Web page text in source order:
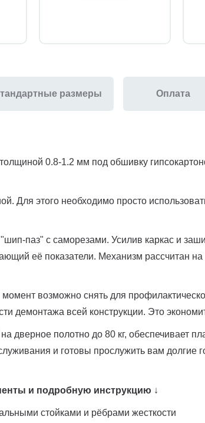
размеры Оплата
0.8-1.2 мм под обшивку
Для этого необходимо просто
паз" с саморезами. Усилив каркас и
её показатели. Механизм рассчитан
возможно снять для
демонтажа всей конструкции. Это
дверное полотно до 80 кг, обеспечивает
и готовы прослужить вам долгие
и подробную инструкцию ↓
стойками и рёбрами жесткости